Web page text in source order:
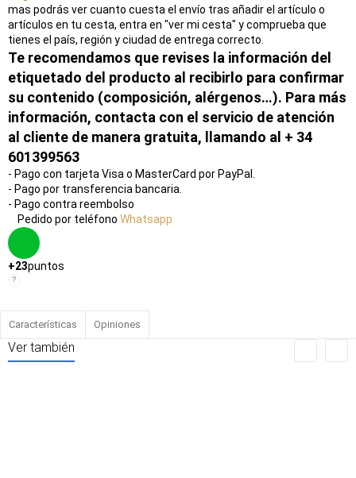
mas podrás ver cuanto cuesta el envío tras añadir el artículo o
artículos en tu cesta, entra en "ver mi cesta" y comprueba que
tienes el país, región y ciudad de entrega correcto.
Te recomendamos que revises la información del
etiquetado del producto al recibirlo para confirmar
su contenido (composición, alérgenos…). Para más
información, contacta con el servicio de atención
al cliente de manera gratuita, llamando al + 34
601399563
- Pago con tarjeta Visa o MasterCard por PayPal.
- Pago por transferencia bancaria.
- Pago contra reembolso
Pedido por teléfono Whatsapp
+23puntos
?
Características Opiniones
Ver también